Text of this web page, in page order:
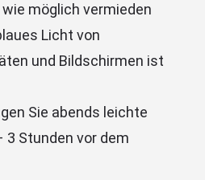
möglich vermieden
Licht von
und Bildschirmen ist
Sie abends leichte
3 Stunden vor dem